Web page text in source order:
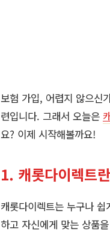
보험 가입, 어렵지 않으신
련입니다. 그래서 오늘은
요? 이제 시작해볼까요!
1. 캐롯다이렉트
캐롯다이렉트는 누구나
하고 자신에게 맞는 상품